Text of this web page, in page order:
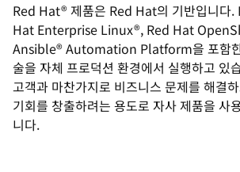
Red Hat® 제품은 Red Hat의 기반입니다
Hat Enterprise Linux®, Red Hat
Ansible® Automation Platform을 포함
술을 자체 프로덕션 환경에서 실행하고 있
고객과 마찬가지로 비즈니스 문제를 해결
기회를 창출하려는 용도로 자사 제품을 사
니다.